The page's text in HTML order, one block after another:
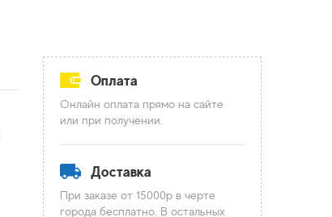
Оплата
Онлайн оплата прямо на сайте
или при получении.
Доставка
При заказе от 15000р в черте
города бесплатно. В остальных